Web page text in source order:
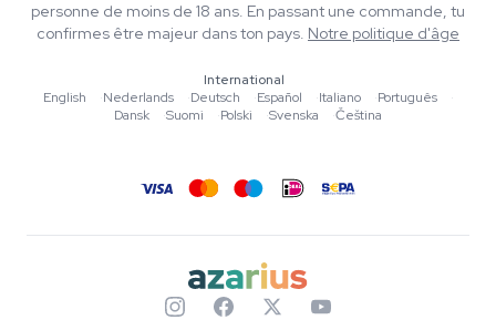
Politique de confidentialité
Rédacteurs
Outils & Calculateurs
personne de moins de 18 ans. En passant une commande, tu
confirmes être majeur dans ton pays. Notre politique d'âge
International
English
·Nederlands ·Deutsch ·Español ·Italiano ·Português
·
Dansk
·Suomi ·Polski ·Svenska ·Čeština